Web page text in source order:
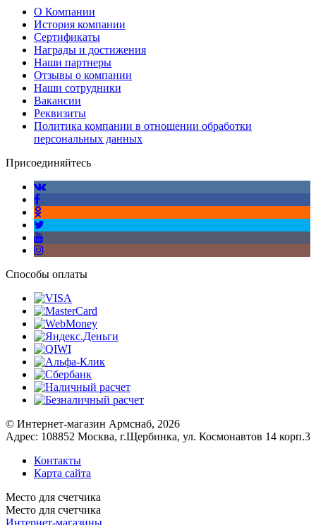
О Компании
История компании
Сертификаты
Награды и достижения
Наши партнеры
Отзывы о компании
Наши сотрудники
Вакансии
Реквизиты
Политика компании в отношении обработки
персональных данных
Присоединяйтесь
Способы оплаты
© Интернет-магазин Армснаб, 2026
Адрес: 108852 Москва, г.Щербинка, ул. Космонавтов 14 корп.3
Контакты
Карта сайта
Место для счетчика
Место для счетчика
Интернет-магазины